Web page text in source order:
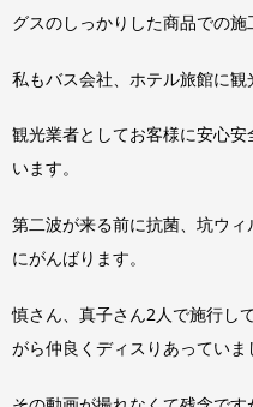
グスのしっかりした商品での施
私もバス会社、ホテル旅館に観
観光業者としてお客様に安心
います。
第二波が来る前に抗菌、坑ウ
にがんばります。
慎さん、真子さん2人で施行し
がら仲良くディスりあっていま